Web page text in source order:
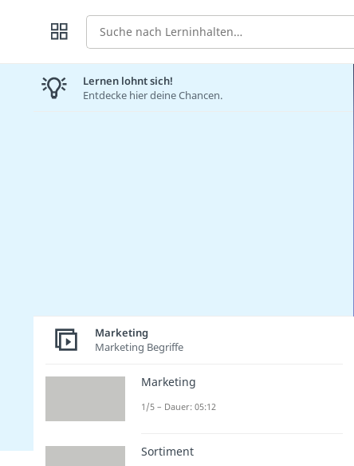
Suche
Lernen lohnt sich!
Entdecke hier deine Chancen.
Marketing
Marketing Begriffe
Marketing
1/5 – Dauer: 05:12
Sortiment